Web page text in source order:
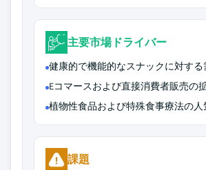
主要市場ドライバー
健康的で機能的なスナックに対する
Eコマースおよび直接消費者販売の
植物性食品および特殊食事療法の人
課題